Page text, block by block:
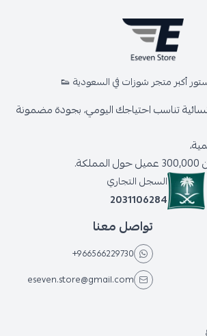
أكبر متجر شوزات في السعودية 👟
تناسب احتياجك اليومي، بجودة مضمونة
السجل التجاري
2031106284
تواصل معنا
+966566229730
eseven.store@gmail.com